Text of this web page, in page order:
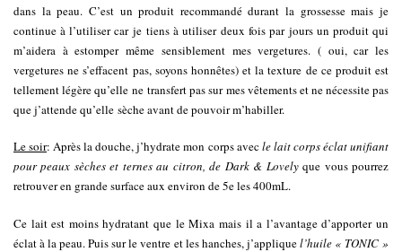
dans la peau. C’est un produit recommandé durant la grossesse mais je
continue à l’utiliser car je tiens à utiliser deux fois par jours un produit qui
m’aidera à estomper même sensiblement mes vergetures. ( oui, car les
vergetures ne s’effacent pas, soyons honnêtes) et la texture de ce produit est
tellement légère qu’elle ne transfert pas sur mes vêtements et ne nécessite pas
que j’attende qu’elle sèche avant de pouvoir m’habiller.
Le soir: Après la douche, j’hydrate mon corps avecle lait corps éclat unifiant
pour peaux sèches et ternes au citron, de Dark & Lovelyque vous pourrez
retrouver en grande surface aux environ de 5e les 400mL.
Ce lait est moins hydratant que le Mixa mais il a l’avantage d’apporter un
éclat à la peau. Puis sur le ventre et les hanches, j’appliquel’huile « TONIC »